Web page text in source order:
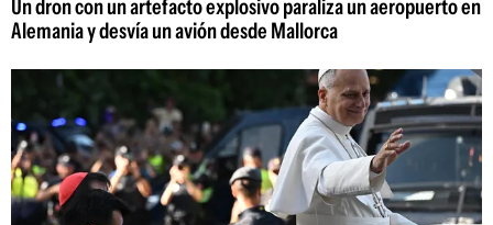
Un dron con un artefacto explosivo paraliza un aeropuerto en
Alemania y desvía un avión desde Mallorca